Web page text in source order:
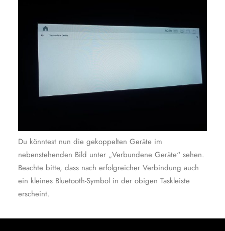
Du könntest nun die gekoppelten Geräte im
nebenstehenden Bild unter „Verbundene Geräte“ sehen.
Beachte bitte, dass nach erfolgreicher Verbindung auch
ein kleines Bluetooth-Symbol in der obigen Taskleiste
erscheint.